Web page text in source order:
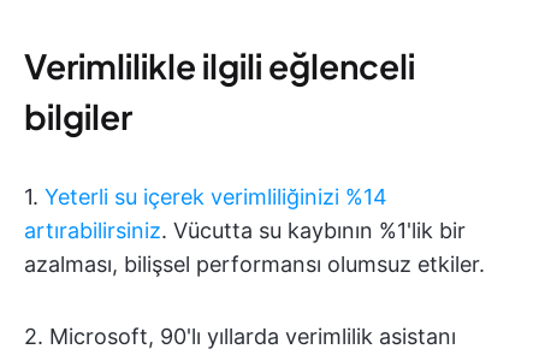
Verimlilikle ilgili eğlenceli
bilgiler
1. Yeterli su içerek verimliliğinizi %14
artırabilirsiniz. Vücutta su kaybının %1'lik bir
azalması, bilişsel performansı olumsuz etkiler.
2. Microsoft, 90'lı yıllarda verimlilik asistanı